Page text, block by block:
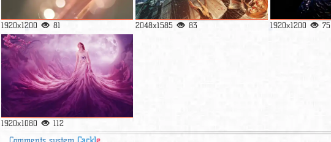
1920x1200 81 2048x1585 83 1920x1200 75
1920x1080 112